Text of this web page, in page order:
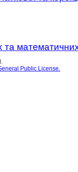
та
Public License.